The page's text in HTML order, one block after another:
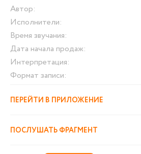
Автор:
Исполнители:
Время звучания:
Дата начала продаж:
Интерпретация:
Формат записи:
ПЕРЕЙТИ В ПРИЛОЖЕНИЕ
ПОСЛУШАТЬ ФРАГМЕНТ